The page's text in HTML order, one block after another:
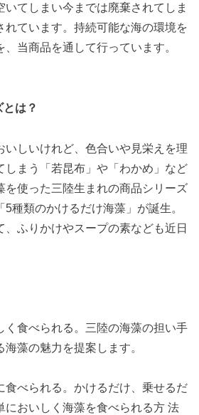
いてしまい今までは廃棄されてしま
れています。持続可能な海の環境を
当商品を通して行っています。
とは？
いしいけれど、色合いや見栄えを理
しまう「若昆布」や「わかめ」など
を使った三陸生まれの商品シリーズ
種類のかけるだけ海藻」が誕生。
、ふりかけやスープの素なども近日
⾷べられる。三陸の海藻の担い⼿
藻の魅⼒を提案します。
べられる。かけるだけ、乗せるだ
においしく海藻を⾷べられる⽅ 法